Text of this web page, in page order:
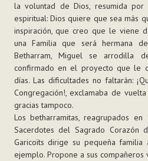
la voluntad de Dios, resumida
espiritual: Dios quiere que sea más
inspiración, que creo que le viene
una Familia que será hermana
Betharram, Miguel se arrodilla
confirmado en el proyecto que le
días. Las dificultades no faltarán:
Congregación!, exclamaba de
gracias tampoco.
Los betharramitas, reagrupados
Sacerdotes del Sagrado Corazón
Garicoïts dirige su pequeña
ejemplo. Propone a sus